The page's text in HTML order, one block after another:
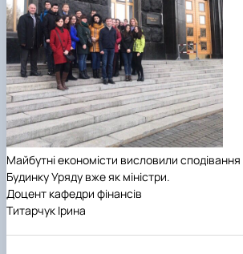
Майбутні економісти висловили сподівання
Будинку Уряду вже як міністри.
Доцент кафедри фінансів
Титарчук Ірина